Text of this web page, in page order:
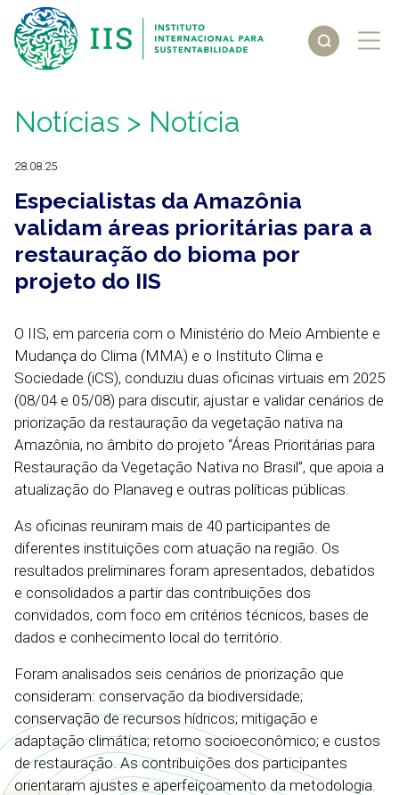
Notícias > Notícia
28.08.25
Especialistas da Amazônia
validam áreas prioritárias para a
restauração do bioma por
projeto do IIS
O IIS, em parceria com o Ministério do Meio Ambiente e
Mudança do Clima (MMA) e o Instituto Clima e
Sociedade (iCS), conduziu duas oficinas virtuais em 2025
(08/04 e 05/08) para discutir, ajustar e validar cenários de
priorização da restauração da vegetação nativa na
Amazônia, no âmbito do projeto “Áreas Prioritárias para
Restauração da Vegetação Nativa no Brasil”, que apoia a
atualização do Planaveg e outras políticas públicas.
As oficinas reuniram mais de 40 participantes de
diferentes instituições com atuação na região. Os
resultados preliminares foram apresentados, debatidos
e consolidados a partir das contribuições dos
convidados, com foco em critérios técnicos, bases de
dados e conhecimento local do território.
Foram analisados seis cenários de priorização que
consideram: conservação da biodiversidade;
conservação de recursos hídricos; mitigação e
adaptação climática; retorno socioeconômico; e custos
de restauração. As contribuições dos participantes
orientaram ajustes e aperfeiçoamento da metodologia.